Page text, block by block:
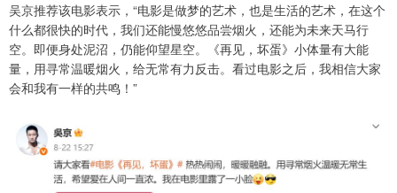
吴京推荐该电影表示，“电影是做梦的艺术，也是生活的艺术，在这个
什么都很快的时代，我们还能慢悠悠品尝烟火，还能为未来天马行
空。即便身处泥沼，仍能仰望星空。《再见，坏蛋》小体量有大能
量，用寻常温暖烟火，给无常有力反击。看过电影之后，我相信大家
会和我有一样的共鸣！”